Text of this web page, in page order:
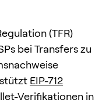
(TFR)
bei Transfers zu
EIP-712
Verifikationen in